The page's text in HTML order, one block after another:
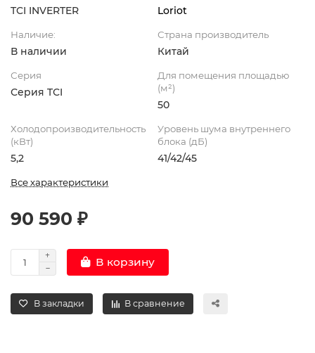
TCI INVERTER Loriot
Наличие:
В наличии
Страна производитель
Китай
Серия
Серия TСI
Для помещения площадью
(м²)
50
Холодопроизводительность
(кВт)
5,2
Уровень шума внутреннего
блока (дБ)
41/42/45
Все характеристики
90 590 ₽
В корзину
В закладки В сравнение